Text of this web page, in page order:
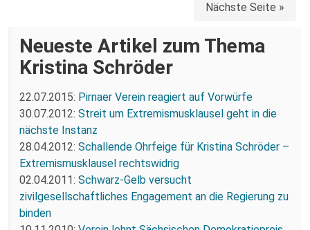
Nächste Seite »
Neueste Artikel zum Thema
Kristina Schröder
22.07.2015: Pirnaer Verein reagiert auf Vorwürfe
30.07.2012: Streit um Extremismusklausel geht in die
nächste Instanz
28.04.2012: Schallende Ohrfeige für Kristina Schröder –
Extremismusklausel rechtswidrig
02.04.2011: Schwarz-Gelb versucht
zivilgesellschaftliches Engagement an die Regierung zu
binden